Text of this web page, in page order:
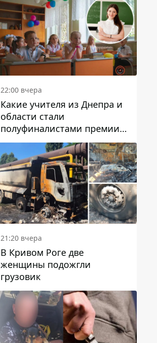
22:00 вчера
Какие учителя из Днепра и
области стали
полуфиналистами премии
Global Teacher Prize Ukraine
2026
21:20 вчера
В Кривом Роге две
женщины подожгли
грузовик